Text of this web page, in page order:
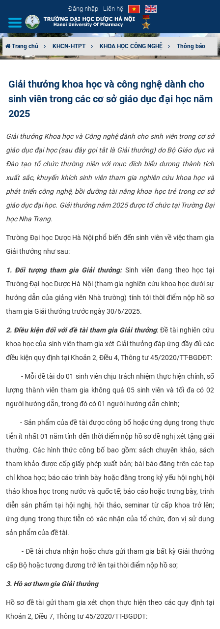
Đăng nhập Liên hệ
CƠ CẤU TỔ CHỨC
TUYỂN SINH
ĐÀO TẠO
ĐẢM BẢO CHẤT LƯỢNG
KHOA HỌC CÔNG NGHỆ
HTQT
CỰU NGƯỜI HỌC
Trang chủ KHCN-HTPT KHOA HỌC CÔNG NGHỆ Thông báo
Giải thưởng khoa học và công nghệ dành cho
sinh viên trong các cơ sở giáo dục đại học năm
2025
Giải thưởng Khoa học và Công nghệ dành cho sinh viên trong cơ sở
giáo dục đại học (sau đây gọi tắt là Giải thưởng) do Bộ Giáo dục và
Đào tạo tổ chức thường niên với mục đích biểu dương thành tích
xuất sắc, khuyến khích sinh viên tham gia nghiên cứu khoa học và
phát triển công nghệ, bồi dưỡng tài năng khoa học trẻ trong cơ sở
giáo dục đại học. Giải thưởng năm 2025 được tổ chức tại Trường Đại
học Nha Trang.
Trường Đại học Dược Hà Nội phổ biến đến sinh viên về việc tham gia
Giải thưởng như sau:
1. Đối tượng tham gia Giải thưởng: Sinh viên đang theo học tại
Trường Đại học Dược Hà Nội (tham gia nghiên cứu khoa học dưới sự
hướng dẫn của giảng viên Nhà trường) tính tới thời điểm nộp hồ sơ
tham gia Giải thưởng trước ngày 30/6/2025.
2. Điều kiện đối với đề tài tham gia Giải thưởng: Đề tài nghiên cứu
khoa học của sinh viên tham gia xét Giải thưởng đáp ứng đầy đủ các
điều kiện quy định tại Khoản 2, Điều 4, Thông tư 45/2020/TT-BGDĐT:
- Mỗi đề tài do 01 sinh viên chịu trách nhiệm thực hiện chính, số
lượng thành viên tham gia không quá 05 sinh viên và tối đa có 02
người hướng dẫn, trong đó có 01 người hướng dẫn chính;
- Sản phẩm của đề tài được công bố hoặc ứng dụng trong thực
tiễn ít nhất 01 năm tính đến thời điểm nộp hồ sơ đề nghị xét tặng giải
thưởng. Các hình thức công bố bao gồm: sách chuyên khảo, sách
tham khảo được cấp giấy phép xuất bản; bài báo đăng trên các tạp
chí khoa học; báo cáo trình bày hoặc đăng trong kỷ yếu hội nghị, hội
thảo khoa học trong nước và quốc tế; báo cáo hoặc trưng bày, trình
diễn sản phẩm tại hội nghị, hội thảo, seminar từ cấp khoa trở lên;
ứng dụng trong thực tiễn có xác nhận của tổ chức, đơn vị sử dụng
sản phẩm của đề tài.
- Đề tài chưa nhận hoặc chưa gửi tham gia bất kỳ Giải thưởng
cấp Bộ hoặc tương đương trở lên tại thời điểm nộp hồ sơ;
3. Hồ sơ tham gia Giải thưởng
Hồ sơ đề tài gửi tham gia xét chọn thực hiện theo các quy định tại
Khoản 2, Điều 7, Thông tư 45/2020/TT-BGDĐT: